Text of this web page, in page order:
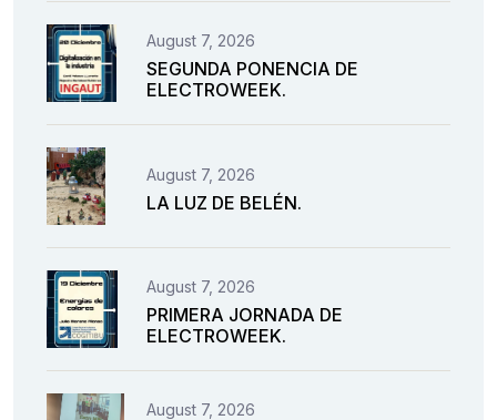
August 7, 2026
SEGUNDA PONENCIA DE
ELECTROWEEK.
August 7, 2026
LA LUZ DE BELÉN.
August 7, 2026
PRIMERA JORNADA DE
ELECTROWEEK.
August 7, 2026